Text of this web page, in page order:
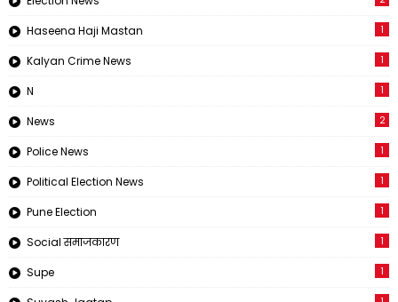
Haseena Haji Mastan 1
Kalyan Crime News 1
N 1
News 2
Police News 1
Political Election News 1
Pune Election 1
Social समाजकारण 1
Supe 1